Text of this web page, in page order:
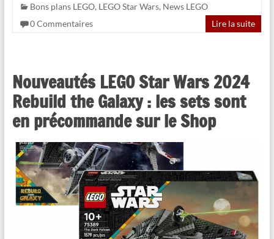
Bons plans LEGO, LEGO Star Wars, News LEGO
0 Commentaires
Lire la suite
Nouveautés LEGO Star Wars 2024
Rebuild the Galaxy : les sets sont
en précommande sur le Shop